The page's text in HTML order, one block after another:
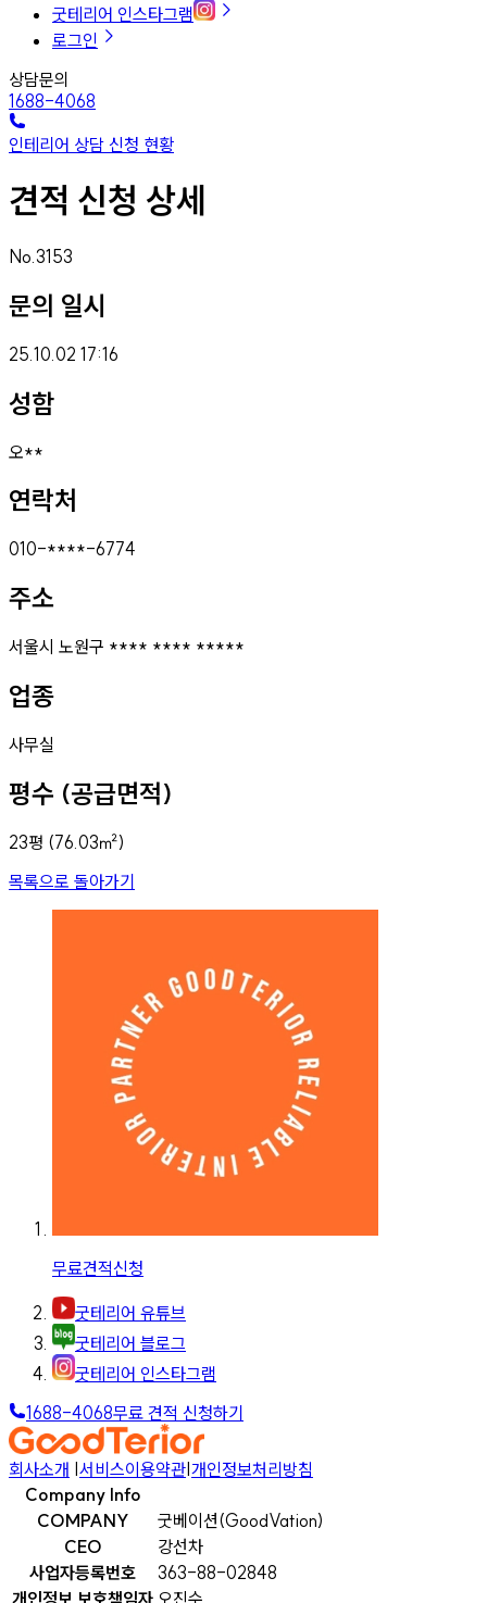
굿테리어 인스타그램
로그인
상담문의
1688-4068
인테리어 상담 신청 현황
견적 신청 상세
No. 3153
문의 일시
25.10.02 17:16
성함
오**
연락처
010-****-6774
주소
서울시 노원구 **** **** *****
업종
사무실
평수 (공급면적)
23평 (76.03㎡)
목록으로 돌아가기
무료견적신청
굿테리어 유튜브
굿테리어 블로그
굿테리어 인스타그램
1688-4068무료 견적 신청하기
회사소개 |서비스이용약관|개인정보처리방침
Company Info
COMPANY
굿베이션(GoodVation)
CEO
강선차
사업자등록번호
363-88-02848
개인정보 보호책임자 오진수